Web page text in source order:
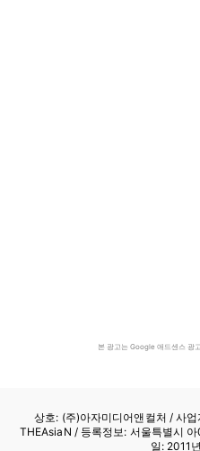
본 광고는 Google 애드센스 광
상호: (주)아자미디어앤컬처 /사
THEAsiaN / 등록정보: 서울특별시
일: 2011